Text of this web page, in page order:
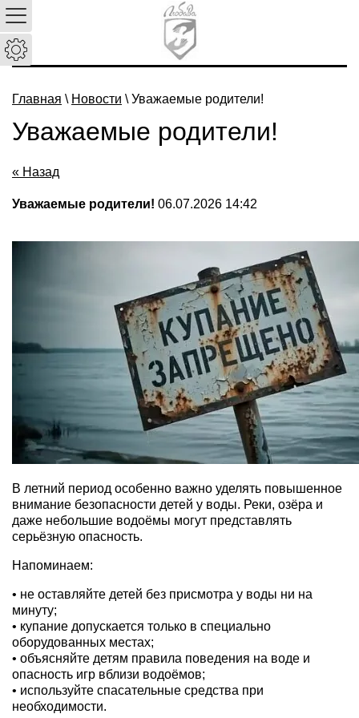
Главная \ Новости \ Уважаемые родители!
Уважаемые родители!
« Назад
Уважаемые родители! 06.07.2026 14:42
В летний период особенно важно уделять повышенное
внимание безопасности детей у воды. Реки, озёра и
даже небольшие водоёмы могут представлять
серьёзную опасность.
Напоминаем:
• не оставляйте детей без присмотра у воды ни на
минуту;
• купание допускается только в специально
оборудованных местах;
• объясняйте детям правила поведения на воде и
опасность игр вблизи водоёмов;
• используйте спасательные средства при
необходимости.